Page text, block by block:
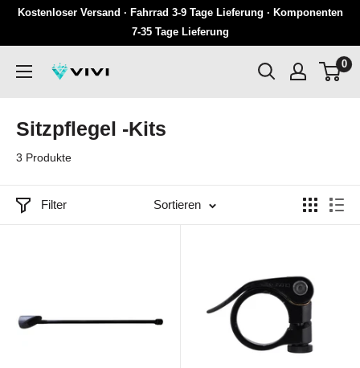
Überspringen
Inhalten
Kostenloser Versand · Fahrrad 3-9 Tage Lieferung · Komponenten
7-35 Tage Lieferung
VIVI
0
Sitzpflegel -Kits
3 Produkte
Filter Sortieren